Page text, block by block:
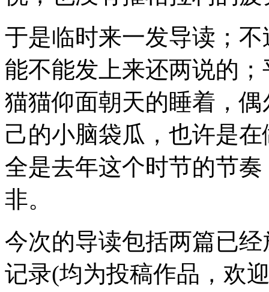
于是临时来一发导读；
能不能发上来还两说的
猫猫仰面朝天的睡着，
己的小脑袋瓜，也许是
全是去年这个时节的节
非。
今次的导读包括两篇已经
记录(均为投稿作品，欢